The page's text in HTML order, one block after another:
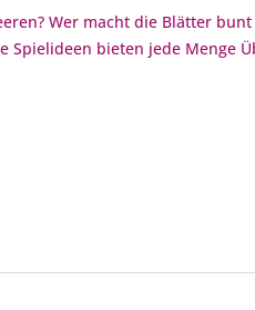
Wer macht die Blätter
Spielideen bieten jede Menge